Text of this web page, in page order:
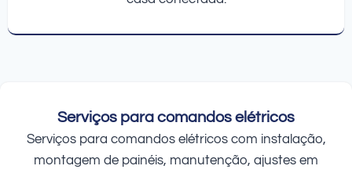
Serviços para comandos elétricos
Serviços para comandos elétricos com instalação,
montagem de painéis, manutenção, ajustes em